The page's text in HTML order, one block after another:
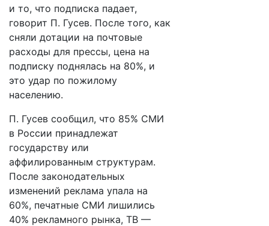
и то, что подписка падает,
говорит П. Гусев. После того, как
сняли дотации на почтовые
расходы для прессы, цена на
подписку поднялась на 80%, и
это удар по пожилому
населению.
П. Гусев сообщил, что 85% СМИ
в России принадлежат
государству или
аффилированным структурам.
После законодательных
изменений реклама упала на
60%, печатные СМИ лишились
40% рекламного рынка, ТВ —